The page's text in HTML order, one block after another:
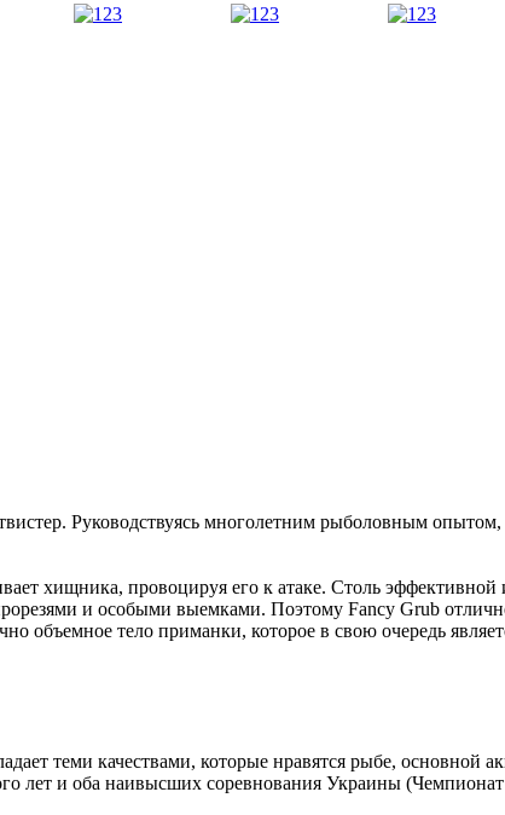
Руководствуясь многолетним рыболовным опытом,
хищника, провоцируя его к атаке. Столь
и особыми выемками. Поэтому Fancy Grub
объемное тело приманки, которое в свою очередь
теми качествами, которые нравятся рыбе, основной
лет и оба наивысших соревнования Украины